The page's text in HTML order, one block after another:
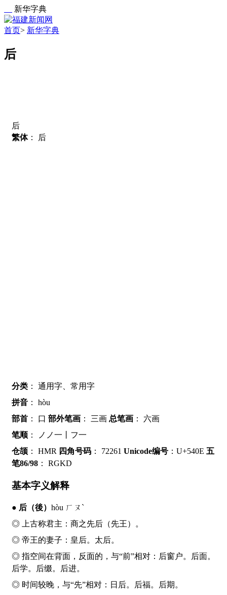
新华字典
首页> 新华字典
后
后
繁体： 后
分类 ： 通用字、常用字
拼音 ： hòu
部首 ： 口 部外笔画 ： 三画 总笔画 ： 六画
笔顺 ：
ノノ一丨フ一
仓颉 ： HMR 四角号码 ： 72261 Unicode编号 ：U+540E 五
笔86/98 ： RGKD
基本字义解释
后 （後） hòu ㄏㄡˋ
◎ 上古称君主：商之先后 （先王）。
◎ 帝王的妻子：皇 后。太后。
◎ 指空间在背面，反面的，与“前”相对： 后窗户。 后面。
后学。 后缀。 后进。
◎ 时间较晚，与“先”相对：日 后。 后福。 后期。